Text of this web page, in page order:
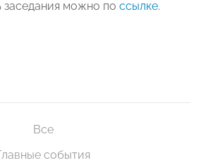
заседания можно по ссылке.
Все
события